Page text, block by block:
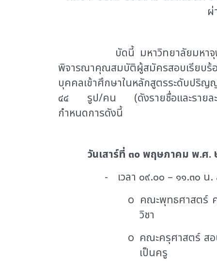
บัดนี้ มหาวิทยาลัยมหา
พิจารณาคุณสมบัติผู้สมัครสอบเรียบ
บุคคลเข้าศึกษาในหลักสูตรระดับปริ
๔๔ รูป/คน (ดังรายชื่อและรายละ
กำหนดการดังนี้
วันเสาร์ที่ ๓๐ พฤษภาคม พ.ศ.
-
เวลา ๐๙.๐๐ – ๑๑.๓๐ น
o คณะพุทธศาสตร์
วิชา
o คณะครุศาสตร์ สอ
เป็นครู